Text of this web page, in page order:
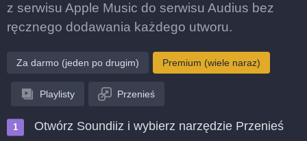
z serwisu Apple Music do serwisu Audius bez
ręcznego dodawania każdego utworu.
Za darmo (jeden po drugim) Premium (wiele naraz)
Playlisty Przenieś
Otwórz Soundiiz i wybierz narzędzie Przenieś